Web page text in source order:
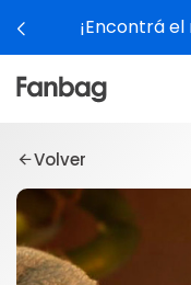
¡Encontrá
Volver